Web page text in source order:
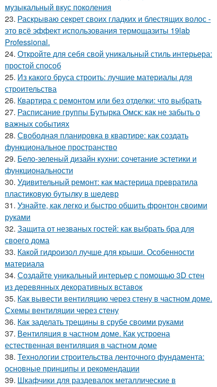
музыкальный вкус поколения
23. Раскрываю секрет своих гладких и блестящих волос -
это всё эффект использования термощазиты 19lab
Professional.
24. Откройте для себя свой уникальный стиль интерьера:
простой способ
25. Из какого бруса строить: лучшие материалы для
строительства
26. Квартира с ремонтом или без отделки: что выбрать
27. Расписание группы Бутырка Омск: как не забыть о
важных событиях
28. Свободная планировка в квартире: как создать
функциональное пространство
29. Бело-зеленый дизайн кухни: сочетание эстетики и
функциональности
30. Удивительный ремонт: как мастерица превратила
пластиковую бутылку в шедевр
31. Узнайте, как легко и быстро обшить фронтон своими
руками
32. Защита от незваных гостей: как выбрать бра для
своего дома
33. Какой гидроизол лучше для крыши. Особенности
материала
34. Создайте уникальный интерьер с помощью 3D стен
из деревянных декоративных вставок
35. Как вывести вентиляцию через стену в частном доме.
Схемы вентиляции через стену
36. Как заделать трещины в срубе своими руками
37. Вентиляция в частном доме. Как устроена
естественная вентиляция в частном доме
38. Технологии строительства ленточного фундамента:
основные принципы и рекомендации
39. Шкафчики для раздевалок металлические в